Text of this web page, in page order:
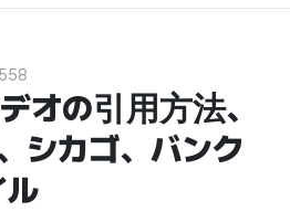
オの引用方法、
シカゴ、バンク
ル